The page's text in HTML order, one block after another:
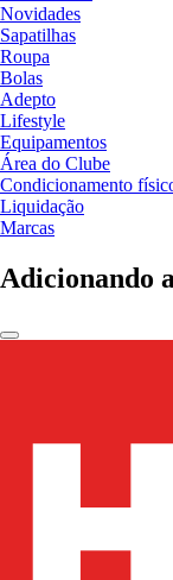
Novidades
Sapatilhas
Roupa
Bolas
Adepto
Lifestyle
Equipamentos
Área do Clube
Condicionamento
Liquidação
Marcas
Adicionando